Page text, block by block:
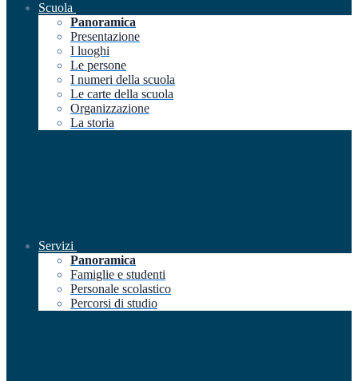
Scuola
Panoramica
Presentazione
I luoghi
Le persone
I numeri della scuola
Le carte della scuola
Organizzazione
La storia
Servizi
Panoramica
Famiglie e studenti
Personale scolastico
Percorsi di studio